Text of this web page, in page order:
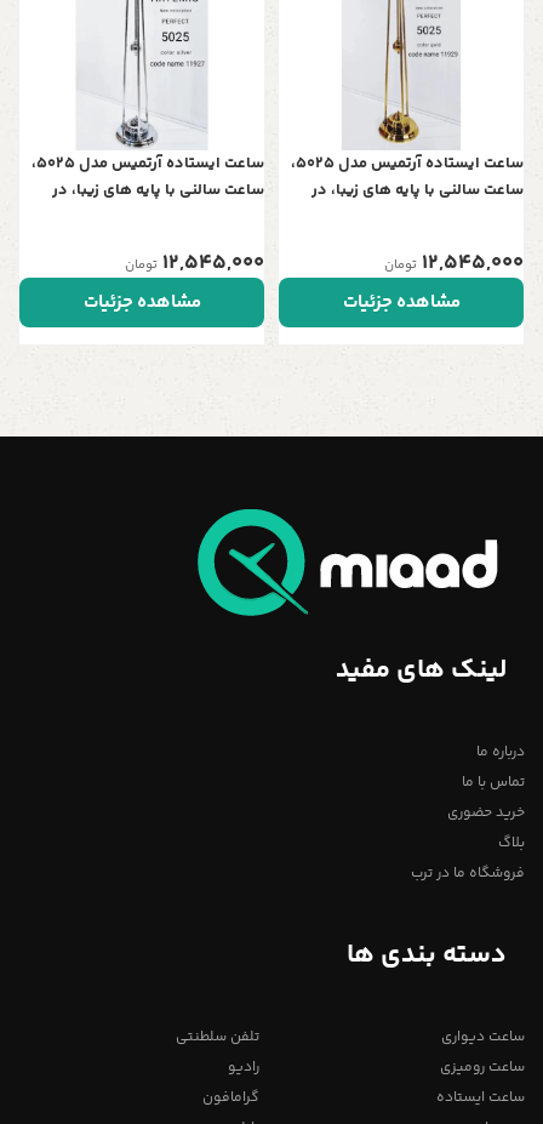
ساعت ایستاده آرتمیس مدل 5025،
ساعت سالنی با پایه های زیبا، در
12,545,000 تومان
مشاهده جزئیات
ساعت ایستاده آرتمیس مدل 5025،
ساعت سالنی با پایه های زیبا، در
12,545,000 تومان
مشاهده جزئیات
لینک های مفید
درباره ما
تماس با ما
خرید حضوری
بلاگ
فروشگاه ما در ترب
دسته بندی ها
ساعت دیواری
ساعت رومیزی
ساعت ایستاده
تلفن سلطنتی
رادیو
گرامافون